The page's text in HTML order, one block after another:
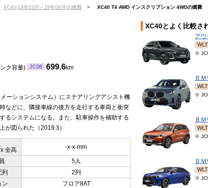
XC40(19年03月～19年09月)の燃費 > XC40 T4 AWD インスクリプション 4WDの燃費
ク容量) JC08 699.6km
ーションシステム）にステアリングアシスト機
などに、隣接車線の後方を走行する車両と衝突
るシステムになる。また、駐車操作を補助する
が図られた（2019.3）
全高
-x-x-mm
5人
2列
ン
フロア8AT
XC40とよく比較さ
アウ
※
Ｂ
※
Ｂ
※
Ｂ
※